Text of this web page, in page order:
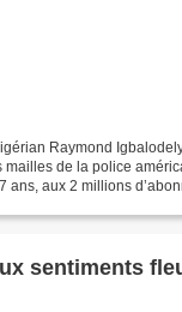
Raymond
mailles de la police
ans, aux 2 millions
sentiments